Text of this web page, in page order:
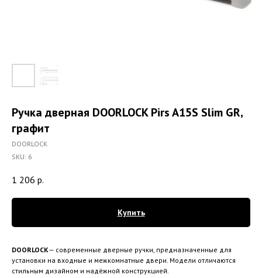
Ручка дверная DOORLOCK Pirs A15S Slim GR,
графит
DOORLOCK
SKU: 6
1 206 р.
Купить
DOORLOCK— современные дверные ручки, предназначенные для
установки на входные и межкомнатные двери. Модели отличаются
стильным дизайном и надёжной конструкцией.